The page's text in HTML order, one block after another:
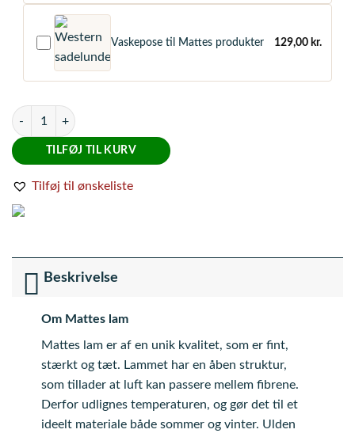
Vaskepose til Mattes produkter 129,00 kr.
Mattes Pads, m. lam under Brun Dressur str M antal
TILFØJ TIL KURV
Tilføj til ønskeliste
Beskrivelse
Om Mattes lam
Mattes lam er af en unik kvalitet, som er fint,
stærkt og tæt. Lammet har en åben struktur,
som tillader at luft kan passere mellem fibrene.
Derfor udlignes temperaturen, og gør det til et
ideelt materiale både sommer og vinter. Ulden